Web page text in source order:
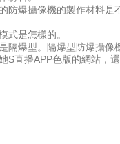
爆攝像機的製作材料是
是怎樣的。
爆型。隔爆型防爆攝像
播APP色版的網站，